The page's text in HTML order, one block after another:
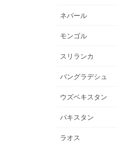
ネパール
モンゴル
スリランカ
バングラデシュ
ウズベキスタン
パキスタン
ラオス